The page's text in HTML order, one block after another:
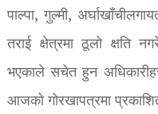
पाल्पा, गुल्मी,
तराई क्षेत्रमा ठूलो क्षति
भएकाले सचेत हुन
आजको गोरखापत्रमा